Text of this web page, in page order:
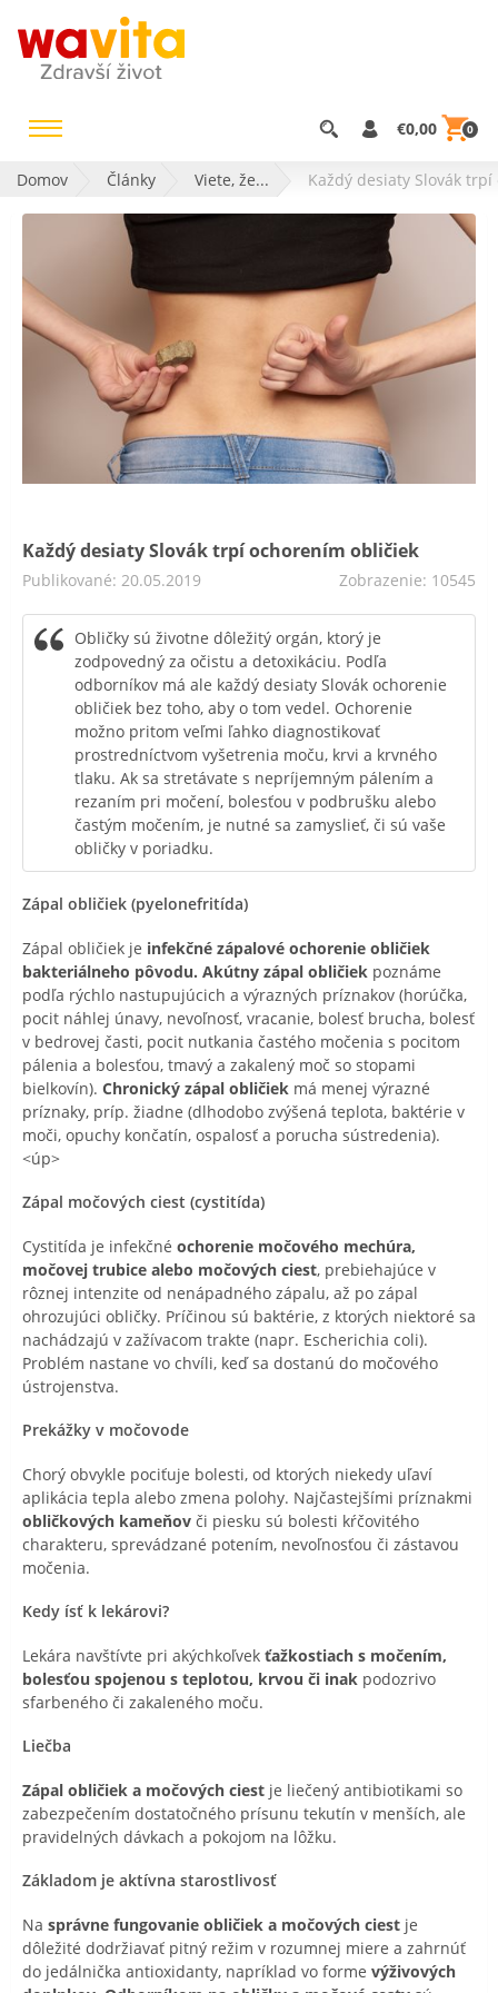
€0,00 0
Domov Články Viete, že... Každý desiaty Slovák
Každý desiaty Slovák trpí ochorením obličiek
Publikované: 20.05.2019 Zobrazenie: 10545
Obličky sú životne dôležitý orgán, ktorý je
zodpovedný za očistu a detoxikáciu. Podľa
odborníkov má ale každý desiaty Slovák ochorenie
obličiek bez toho, aby o tom vedel. Ochorenie
možno pritom veľmi ľahko diagnostikovať
prostredníctvom vyšetrenia moču, krvi a krvného
tlaku. Ak sa stretávate s nepríjemným pálením a
rezaním pri močení, bolesťou v podbrušku alebo
častým močením, je nutné sa zamyslieť, či sú vaše
obličky v poriadku.
Zápal obličiek (pyelonefritída)
Zápal obličiek je infekčné zápalové ochorenie obličiek
bakteriálneho pôvodu. Akútny zápal obličiek poznáme
podľa rýchlo nastupujúcich a výrazných príznakov (horúčka,
pocit náhlej únavy, nevoľnosť, vracanie, bolesť brucha, bolesť
v bedrovej časti, pocit nutkania častého močenia s pocitom
pálenia a bolesťou, tmavý a zakalený moč so stopami
bielkovín). Chronický zápal obličiek má menej výrazné
príznaky, príp. žiadne (dlhodobo zvýšená teplota, baktérie v
moči, opuchy končatín, ospalosť a porucha sústredenia).
<úp>
Zápal močových ciest (cystitída)
Cystitída je infekčné ochorenie močového mechúra,
močovej trubice alebo močových ciest, prebiehajúce v
rôznej intenzite od nenápadného zápalu, až po zápal
ohrozujúci obličky. Príčinou sú baktérie, z ktorých niektoré sa
nachádzajú v zažívacom trakte (napr. Escherichia coli).
Problém nastane vo chvíli, keď sa dostanú do močového
ústrojenstva.
Prekážky v močovode
Chorý obvykle pociťuje bolesti, od ktorých niekedy uľaví
aplikácia tepla alebo zmena polohy. Najčastejšími príznakmi
obličkových kameňov či piesku sú bolesti kŕčovitého
charakteru, sprevádzané potením, nevoľnosťou či zástavou
močenia.
Kedy ísť k lekárovi?
Lekára navštívte pri akýchkoľvek ťažkostiach s močením,
bolesťou spojenou s teplotou, krvou či inak podozrivo
sfarbeného či zakaleného moču.
Liečba
Zápal obličiek a močových ciest je liečený antibiotikami so
zabezpečením dostatočného prísunu tekutín v menších, ale
pravidelných dávkach a pokojom na lôžku.
Základom je aktívna starostlivosť
Na správne fungovanie obličiek a močových ciest je
dôležité dodržiavať pitný režim v rozumnej miere a zahrnúť
do jedálnička antioxidanty, napríklad vo forme výživových